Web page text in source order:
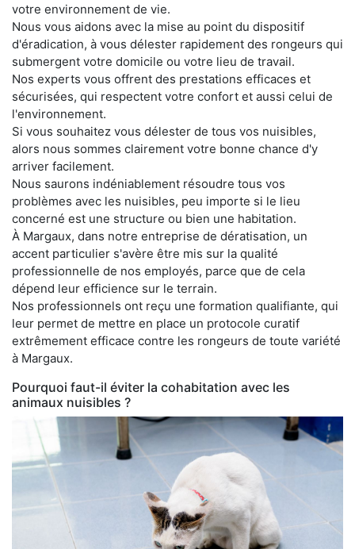
votre environnement de vie.
Nous vous aidons avec la mise au point du dispositif
d'éradication, à vous délester rapidement des rongeurs qui
submergent votre domicile ou votre lieu de travail.
Nos experts vous offrent des prestations efficaces et
sécurisées, qui respectent votre confort et aussi celui de
l'environnement.
Si vous souhaitez vous délester de tous vos nuisibles,
alors nous sommes clairement votre bonne chance d'y
arriver facilement.
Nous saurons indéniablement résoudre tous vos
problèmes avec les nuisibles, peu importe si le lieu
concerné est une structure ou bien une habitation.
À Margaux, dans notre entreprise de dératisation, un
accent particulier s'avère être mis sur la qualité
professionnelle de nos employés, parce que de cela
dépend leur efficience sur le terrain.
Nos professionnels ont reçu une formation qualifiante, qui
leur permet de mettre en place un protocole curatif
extrêmement efficace contre les rongeurs de toute variété
à Margaux.
Pourquoi faut-il éviter la cohabitation avec les
animaux nuisibles ?